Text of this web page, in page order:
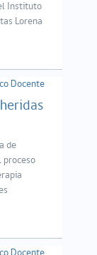
Instituto
Lorena
Docente
de
proceso